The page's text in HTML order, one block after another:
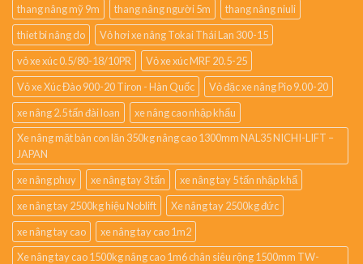
thang nâng mỹ 9m
thang nâng người 5m
thang nâng niuli
thiet bi nâng do
Vỏ hơi xe nâng Tokai Thái Lan 300-15
vỏ xe xúc 0.5/80-18/10PR
Vỏ xe xúc MRF 20.5-25
Vỏ xe Xúc Đào 900-20 Tiron - Hàn Quốc
Vỏ đặc xe nâng Pio 9.00-20
xe nâng 2.5 tấn đài loan
xe nâng cao nhập khẩu
Xe nâng mặt bàn con lăn 350kg nâng cao 1300mm NAL35 NICHI-LIFT –
JAPAN
xe nâng phuy
xe nâng tay 3 tấn
xe nâng tay 5 tấn nhập khẩ
xe nâng tay 2500kg hiệu Noblift
Xe nâng tay 2500kg đức
xe nâng tay cao
xe nâng tay cao 1m2
Xe nâng tay cao 1500kg nâng cao 1m6 chân siêu rộng 1500mm TW-